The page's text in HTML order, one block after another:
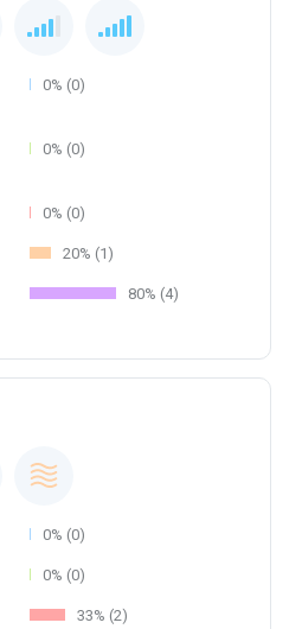
0% (0)
0% (0)
0% (0)
20% (1)
80% (4)
0% (0)
0% (0)
33% (2)